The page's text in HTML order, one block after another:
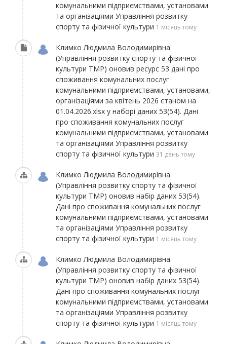
комунальними підприємствами, установами
та організаціями Управління розвитку
спорту та фізичної культури 1 місяць тому
Климко Людмила Володимирівна
(Управління розвитку спорту та фізичної
культури ТМР) оновив ресурс 53 дані про
споживання комунальних послуг
комунальними підприємствами, установами,
організаціями за квітень 2026 станом на
01.04.2026.xlsx у наборі даних 53(54). Дані
про споживання комунальних послуг
комунальними підприємствами, установами
та організаціями Управління розвитку
спорту та фізичної культури 31 день тому
Климко Людмила Володимирівна
(Управління розвитку спорту та фізичної
культури ТМР) оновив набір даних 53(54).
Дані про споживання комунальних послуг
комунальними підприємствами, установами
та організаціями Управління розвитку
спорту та фізичної культури 1 місяць тому
Климко Людмила Володимирівна
(Управління розвитку спорту та фізичної
культури ТМР) оновив набір даних 53(54).
Дані про споживання комунальних послуг
комунальними підприємствами, установами
та організаціями Управління розвитку
спорту та фізичної культури 1 місяць тому